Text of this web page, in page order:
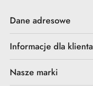
Dane adresowe
Informacje dla klienta
Nasze marki